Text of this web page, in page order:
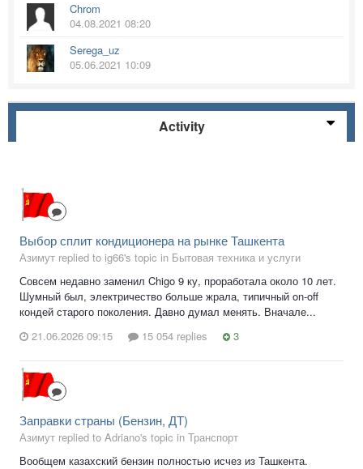
Chrom
04.08.2021 08:20
Serega_uz
05.06.2021 10:09
Activity
Выбор сплит кондиционера на рынке Ташкента
Азимут replied to ig66's topic in Бытовая техника и услуги
Совсем недавно заменил Chigo 9 ку, проработала около 10 лет.
Шумный был, электричество больше жрала, типичный on-off
кондей старого поколения. Давно думал менять. Вначале...
21.06.2026 09:15
15 054 replies 3
Заправки страны (Бензин, ДТ)
Азимут replied to Adriano's topic in Транспорт
Вообщем казахский бензин полностью исчез из Ташкента.